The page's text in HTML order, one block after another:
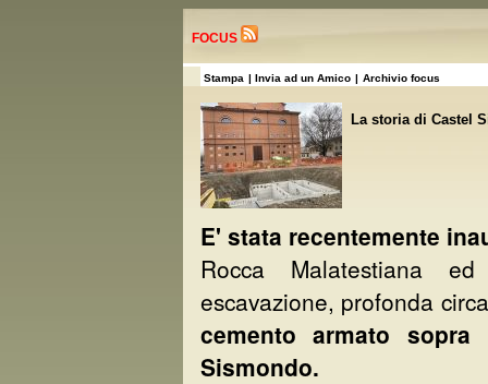
FOCUS
Stampa | Invia ad un Amico | Archivio focus
La storia di Castel
E' stata recentemente
Rocca Malatestiana
escavazione, profonda
cemento armato
Sismondo.